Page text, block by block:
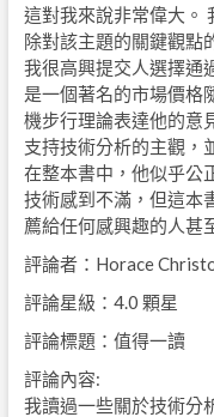
這對我來說非常偉大。
除對該主題的關鍵觀點
我很高興提交人選擇通
是一個著名的市場價格
機步行理論表達他的意
支持技術分析的主觀，
在整本書中，他似乎公
技術感到不滿，但這本
薦給任何感興趣的人甚
評論者：Horace
評論星級：4.0 顆星
評論標題：值得一讀
評論內容:
我讀過一些關於技術分